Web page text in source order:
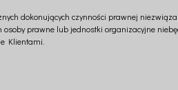
dokonujących czynności prawnej
prawne lub jednostki organizacyjne
Klientami.